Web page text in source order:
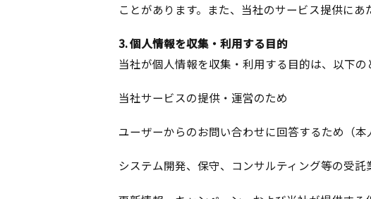
ことがあります。また、当社のサービス提供に
3. 個人情報を収集・利用する目的
当社が個人情報を収集・利用する目的は、以下の
当社サービスの提供・運営のため
ユーザーからのお問い合わせに回答するため（本
システム開発、保守、コンサルティング等の受託